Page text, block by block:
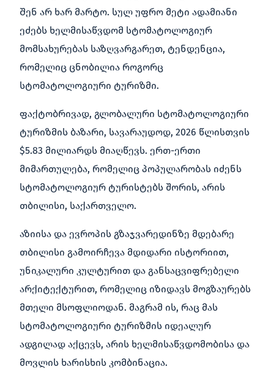
Შენ არ ხარ მარტო. სულ უფრო მეტი ადამიანი
ეძებს ხელმისაწვდომ სტომატოლოგიურ
მომსახურებას საზღვარგარეთ, ტენდენცია,
რომელიც ცნობილია როგორც
სტომატოლოგიური ტურიზმი.
ფაქტობრივად, გლობალური სტომატოლოგიური
ტურიზმის ბაზარი, სავარაუდოდ, 2026 წლისთვის
$5.83 მილიარდს მიაღწევს. ერთ-ერთი
მიმართულება, რომელიც პოპულარობას იძენს
სტომატოლოგიურ ტურისტებს შორის, არის
თბილისი, საქართველო.
აზიისა და ევროპის გზაჯვარედინზე მდებარე
თბილისი გამოირჩევა მდიდარი ისტორიით,
უნიკალური კულტურით და განსაცვიფრებელი
არქიტექტურით, რომელიც იზიდავს მოგზაურებს
მთელი მსოფლიოდან. მაგრამ ის, რაც მას
სტომატოლოგიური ტურიზმის იდეალურ
ადგილად აქცევს, არის ხელმისაწვდომობისა და
მოვლის ხარისხის კომბინაცია.